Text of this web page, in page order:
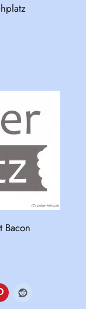
Bacon